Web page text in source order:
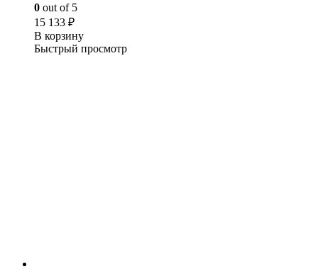
0 out of 5
15 133 ₽
В корзину
Быстрый просмотр